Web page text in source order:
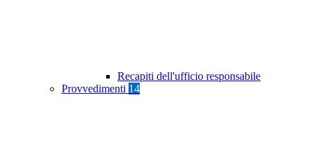
Recapiti dell'ufficio responsabile
Provvedimenti 14